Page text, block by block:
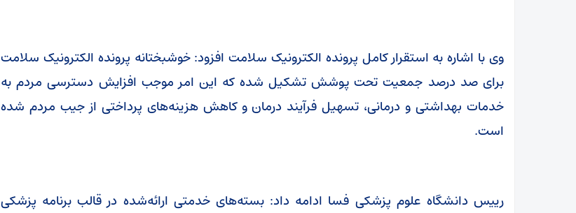
وی با اشاره به استقرار کامل پرونده الکترونیک سلامت افزود: خوشبختانه پرونده الکترونیک سلامت
برای صد درصد جمعیت تحت پوشش تشکیل شده که این امر موجب افزایش دسترسی مردم به
خدمات بهداشتی و درمانی، تسهیل فرآیند درمان و کاهش هزینه‌های پرداختی از جیب مردم شده
است.
رییس دانشگاه علوم پزشکی فسا ادامه داد: بسته‌های خدمتی ارائه‌شده در قالب برنامه پزشکی